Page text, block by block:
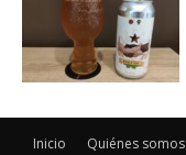
Inicio Quiénes somos